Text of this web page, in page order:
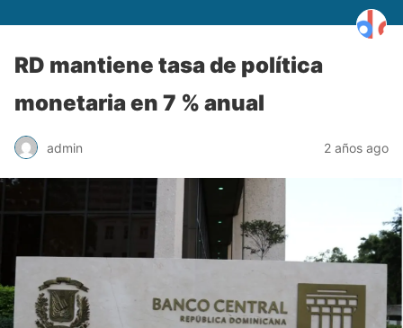
RD mantiene tasa de política
monetaria en 7 % anual
admin 2 años ago